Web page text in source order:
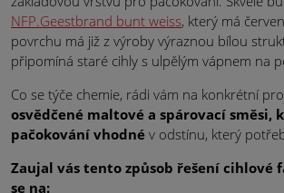
NFP.Geestbrand bunt weiss, který má
povrchu má již z výroby výraznou bílou
připomíná staré cihly s ulpělým vápnem na
Co se týče chemie, rádi vám na konkrétní
osvědčené maltové a spárovací směsi,
pačokování vhodné v odstínu, který
Zaujal vás tento způsob řešení cihlové
se na: